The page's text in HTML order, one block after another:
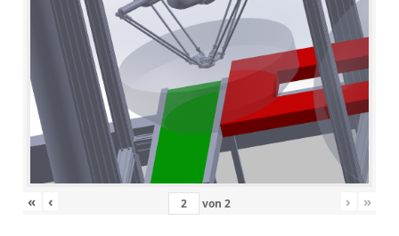
« ‹ von 2 › »